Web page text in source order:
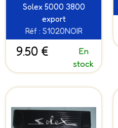
Solex 5000 3800
export
Réf : S1020NOIR
9.50 €
En
stock